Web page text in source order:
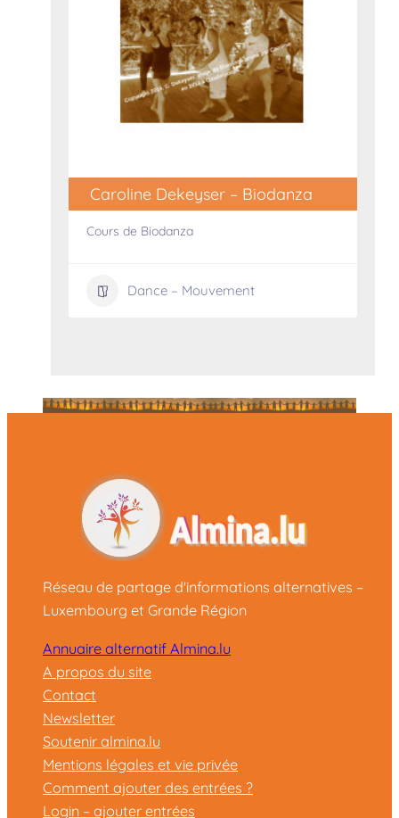
Caroline Dekeyser – Biodanza
Cours de Biodanza
Dance – Mouvement
Réseau de partage d'informations alternatives –
Luxembourg et Grande Région
Annuaire alternatif Almina.lu
A propos du site
Contact
Newsletter
Soutenir almina.lu
Mentions légales et vie privée
Comment ajouter des entrées ?
Login – ajouter entrées